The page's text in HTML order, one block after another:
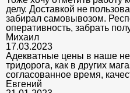
делу. Доставкой не
забирал самовывозом.
оперативность, забрать
Михаил
17.03.2023
Адекватные цены в наше
тридорога, как в других
согласованное время,
Евгений